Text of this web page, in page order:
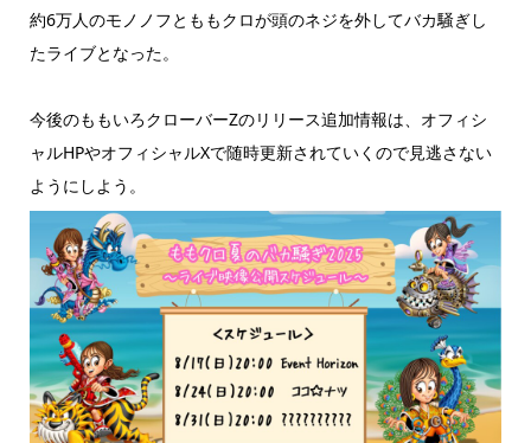
約6万人のモノノフとももクロが頭のネジを外してバカ騒ぎし
たライブとなった。
今後のももいろクローバーZのリリース追加情報は、オフィシ
ャルHPやオフィシャルXで随時更新されていくので見逃さない
ようにしよう。